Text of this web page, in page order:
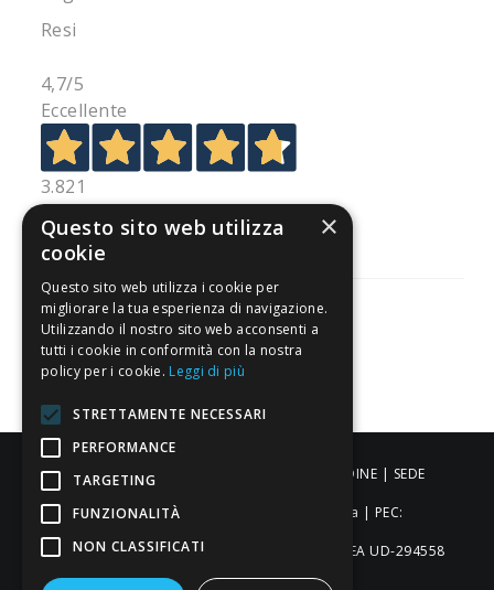
Resi
4,7/5
Eccellente
3.821
Recensioni
Pagamenti sicuri
ALDIGIÙ S.R.L. | Via Cortazzis 15 33100 - UDINE | SEDE
OPERATIVA: Via del Progresso 3 - Padova | PEC:
aldigiusrl@pec.it | C.F. e P.IVA 02873920306 REA UD-294558
×
Questo sito web utilizza
cookie
Questo sito web utilizza i cookie per
migliorare la tua esperienza di navigazione.
Utilizzando il nostro sito web acconsenti a
tutti i cookie in conformità con la nostra
policy per i cookie. Leggi di più
STRETTAMENTE NECESSARI
PERFORMANCE
TARGETING
FUNZIONALITÀ
NON CLASSIFICATI